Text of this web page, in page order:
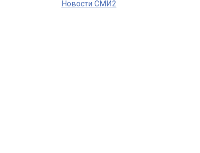
Новости СМИ2